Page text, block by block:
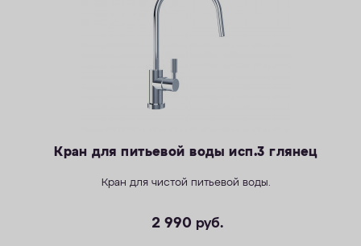
Кран для питьевой воды исп.3 глянец
Кран для чистой питьевой воды.
2 990 руб.